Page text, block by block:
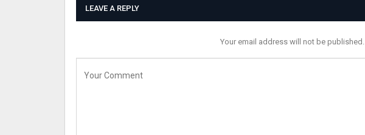
LEAVE A REPLY
Your email address will not be published.